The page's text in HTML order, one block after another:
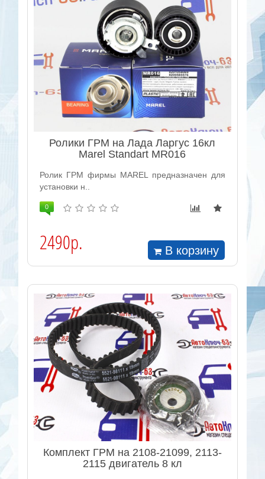
Ролики ГРМ на Лада Ларгус 16кл
Marel Standart MR016
Ролик ГРМ фирмы MAREL предназначен для
установки н..
0
2490р. В корзину
Комплект ГРМ на 2108-21099, 2113-
2115 двигатель 8 кл